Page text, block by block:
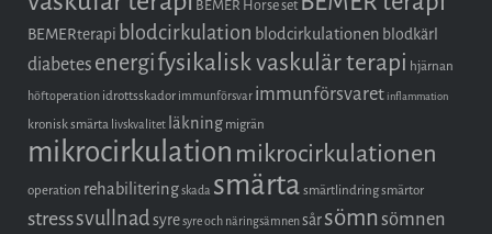
BEMER Horse set
BEMERterapi blodcirkulation blodcirkulationen blodkärl
diabetesenergifysikalisk vaskulär terapi hjärnan
höftoperation idrottsskador immunförsvar immunförsvaret inflammation
kronisk smärta livskvalitet läkningmigrän
mikrocirkulation mikrocirkulationen
operation rehabiliteringskada smärtasmärtlindringsmärtor
stresssvullnadsyresyre och näringsämnensårsömnsömnen